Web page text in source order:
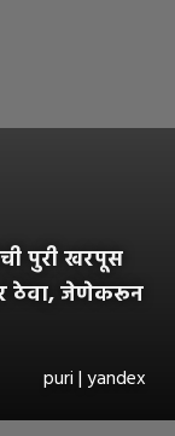
पुरी खरपूस
ठेवा, जेणेकरून
puri | yandex